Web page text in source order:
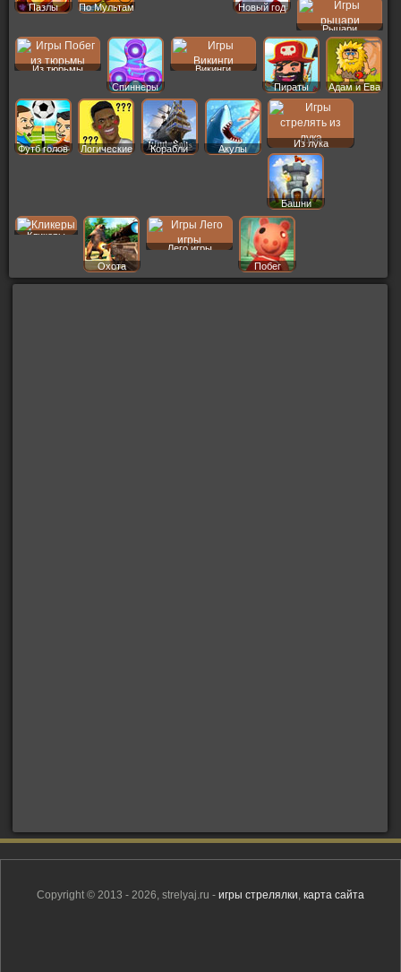
Пазлы По Мультам
Новый год
Рыцари
Из тюрьмы
Спиннеры
Викинги
Пираты
Адам и Ева
Футб голов Логические Корабли Акулы
Из лука
Башни
Кликеры
Охота
Лего игры
Побег
Copyright © 2013 - 2026, strelyaj.ru - игры стрелялки карта сайта